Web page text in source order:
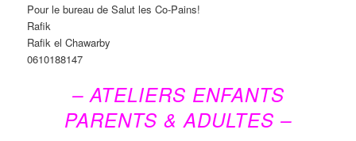
Pour le bureau de Salut les Co-Pains!
Rafik
Rafik el Chawarby
0610188147
– ATELIERS ENFANTS
PARENTS & ADULTES –